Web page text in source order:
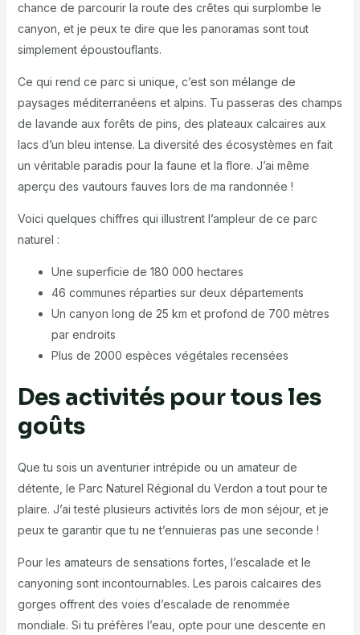
chance de parcourir la route des crêtes qui surplombe le
canyon, et je peux te dire que les panoramas sont tout
simplement époustouflants.
Ce qui rend ce parc si unique, c’est son mélange de
paysages méditerranéens et alpins. Tu passeras des champs
de lavande aux forêts de pins, des plateaux calcaires aux
lacs d’un bleu intense. La diversité des écosystèmes en fait
un véritable paradis pour la faune et la flore. J’ai même
aperçu des vautours fauves lors de ma randonnée !
Voici quelques chiffres qui illustrent l’ampleur de ce parc
naturel :
Une superficie de 180 000 hectares
46 communes réparties sur deux départements
Un canyon long de 25 km et profond de 700 mètres
par endroits
Plus de 2000 espèces végétales recensées
Des activités pour tous les
goûts
Que tu sois un aventurier intrépide ou un amateur de
détente, le Parc Naturel Régional du Verdon a tout pour te
plaire. J’ai testé plusieurs activités lors de mon séjour, et je
peux te garantir que tu ne t’ennuieras pas une seconde !
Pour les amateurs de sensations fortes, l’escalade et le
canyoning sont incontournables. Les parois calcaires des
gorges offrent des voies d’escalade de renommée
mondiale. Si tu préfères l’eau, opte pour une descente en